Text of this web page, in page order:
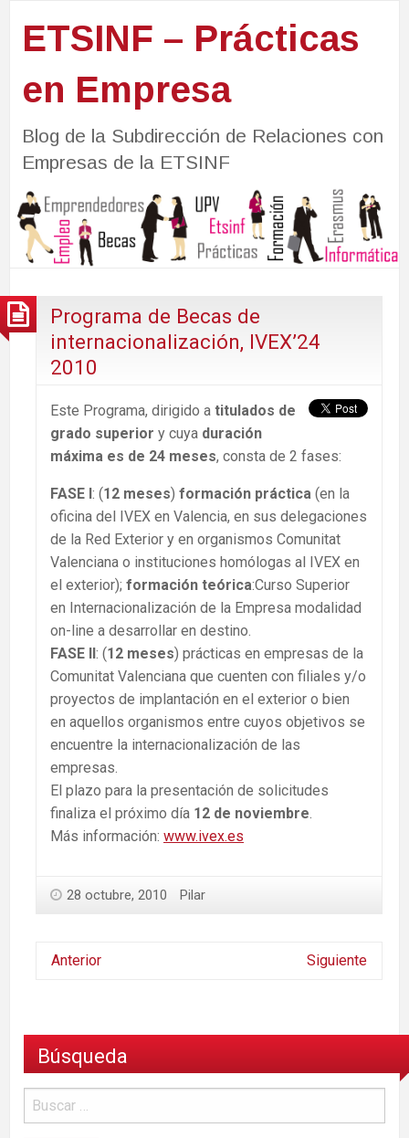
ETSINF – Prácticas
en Empresa
Blog de la Subdirección de Relaciones con
Empresas de la ETSINF
Programa de Becas de
internacionalización, IVEX’24
2010
Este Programa, dirigido a titulados de
grado superior y cuya duración
máxima es de 24 meses, consta de 2 fases:
FASE I: (12 meses) formación práctica (en la
oficina del IVEX en Valencia, en sus delegaciones
de la Red Exterior y en organismos Comunitat
Valenciana o instituciones homólogas al IVEX en
el exterior); formación teórica:Curso Superior
en Internacionalización de la Empresa modalidad
on-line a desarrollar en destino.
FASE II: (12 meses) prácticas en empresas de la
Comunitat Valenciana que cuenten con filiales y/o
proyectos de implantación en el exterior o bien
en aquellos organismos entre cuyos objetivos se
encuentre la internacionalización de las
empresas.
El plazo para la presentación de solicitudes
finaliza el próximo día 12 de noviembre
Más información: www.ivex.es
28 octubre, 2010 Pilar
Anterior Siguiente
Búsqueda